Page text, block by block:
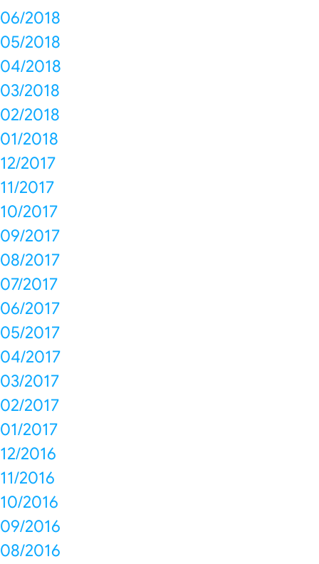
06/2018
05/2018
04/2018
03/2018
02/2018
01/2018
12/2017
11/2017
10/2017
09/2017
08/2017
07/2017
06/2017
05/2017
04/2017
03/2017
02/2017
01/2017
12/2016
11/2016
10/2016
09/2016
08/2016